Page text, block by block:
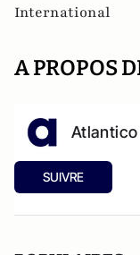
International
A PROPOS
SUIVRE